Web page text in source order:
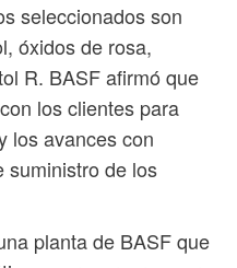
seleccionados son
óxidos de rosa,
R. BASF afirmó que
los clientes para
los avances con
suministro de los
planta de BASF que